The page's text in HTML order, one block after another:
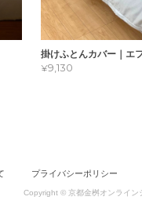
掛けふとんカバー｜エ
¥9,130
プライバシーポリシー
Copyright © 京都金桝オンライン